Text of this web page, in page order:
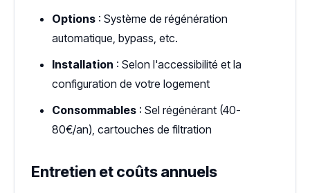
Options : Système de régénération
automatique, bypass, etc.
Installation : Selon l'accessibilité et la
configuration de votre logement
Consommables : Sel régénérant (40-
80€/an), cartouches de filtration
Entretien et coûts annuels